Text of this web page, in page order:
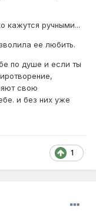
кажутся ручными...
ее любить.
по душе и если ты
свою
и без них уже
1